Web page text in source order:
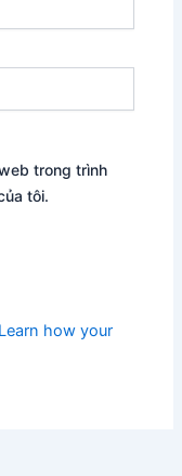
trong trình
tôi.
Learn how your